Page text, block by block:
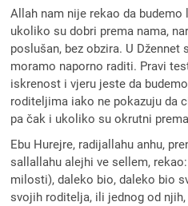
Allah nam nije rekao da
ukoliko su dobri prema nama,
poslušan, bez obzira. U Džennet
moramo naporno raditi. Pravi
iskrenost i vjeru jeste da
roditeljima iako ne pokazuju da
pa čak i ukoliko su okrutni
Ebu Hurejre, radijallahu anhu,
sallallahu alejhi ve sellem,
milosti), daleko bio, daleko bio
svojih roditelja, ili jednog od